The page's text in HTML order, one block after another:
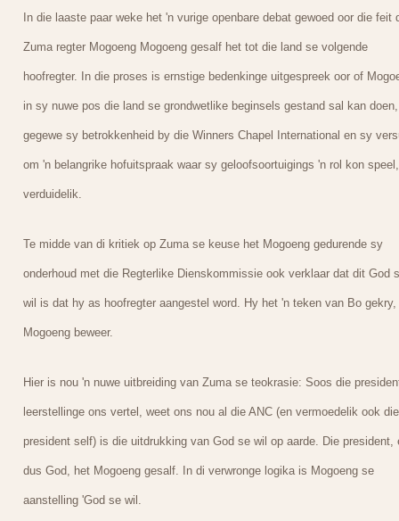
In die laaste paar weke het 'n vurige openbare debat gewoed oor die feit
Zuma regter Mogoeng Mogoeng gesalf het tot die land se volgende
hoofregter. In die proses is ernstige bedenkinge uitgespreek oor of
in sy nuwe pos die land se grondwetlike beginsels gestand sal kan doen,
gegewe sy betrokkenheid by die Winners Chapel International en sy
om 'n belangrike hofuitspraak waar sy geloofsoortuigings 'n rol kon
verduidelik.
Te midde van di kritiek op Zuma se keuse het Mogoeng gedurende sy
onderhoud met die Regterlike Dienskommissie ook verklaar dat dit God
wil is dat hy as hoofregter aangestel word. Hy het 'n teken van Bo gekry,
Mogoeng beweer.
Hier is nou 'n nuwe uitbreiding van Zuma se teokrasie: Soos die
leerstellinge ons vertel, weet ons nou al die ANC (en vermoedelik ook die
president self) is die uitdrukking van God se wil op aarde. Die president,
dus God, het Mogoeng gesalf. In di verwronge logika is Mogoeng se
aanstelling 'God se wil.